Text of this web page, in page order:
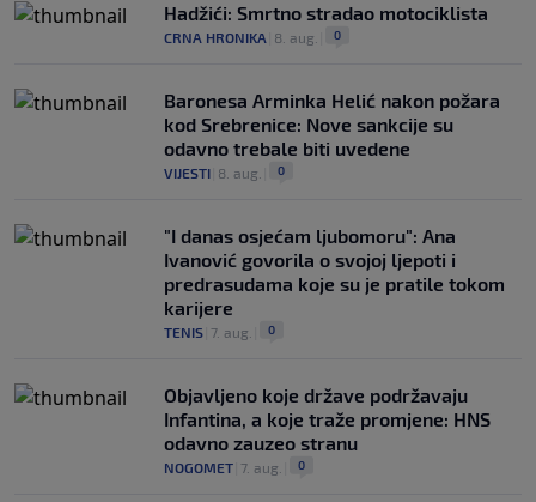
Hadžići: Smrtno stradao motociklista
CRNA HRONIKA 8. aug. 0
Baronesa Arminka Helić nakon požara
kod Srebrenice: Nove sankcije su
odavno trebale biti uvedene
VIJESTI 8. aug. 0
"I danas osjećam ljubomoru": Ana
Ivanović govorila o svojoj ljepoti i
predrasudama koje su je pratile tokom
karijere
TENIS 7. aug. 0
Objavljeno koje države podržavaju
Infantina, a koje traže promjene: HNS
odavno zauzeo stranu
NOGOMET 7. aug. 0